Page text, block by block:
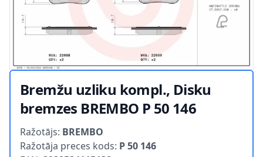
Bremžu uzliku kompl., Disku
bremzes BREMBO P 50 146
Ražotājs: BREMBO
Ražotāja preces kods: P 50 146